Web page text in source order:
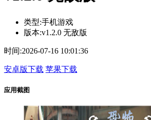
类型:手机游戏
版本:v1.2.0 无敌版
时间:2026-07-16 10:01:36
安卓版下载 苹果下载
应用截图